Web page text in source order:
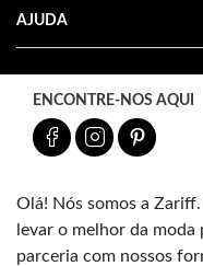
AJUDA
ENCONTRE-NOS AQUI
Olá! Nós somos a
levar o melhor da moda
parceria com nossos